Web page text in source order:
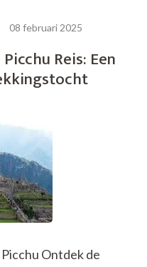
08 februari 2025
Reis: Een
Ontdek de